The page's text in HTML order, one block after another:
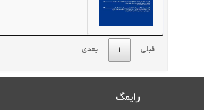
قبلی 1 بعدی
رایمگ